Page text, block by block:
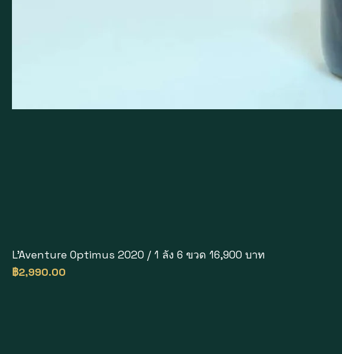
L'Aventure Optimus 2020 / 1 ลัง 6 ขวด 16,900 บาท
ราคา
฿2,990.00